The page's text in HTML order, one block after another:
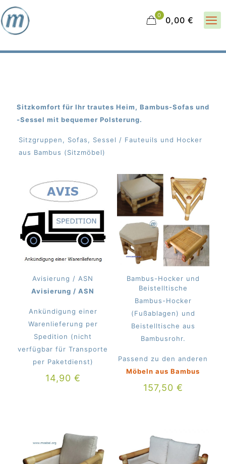
0 0,00 €
Sitzkomfort für Ihr trautes Heim, Bambus-Sofas und
-Sessel mit bequemer Polsterung.
Sitzgruppen, Sofas, Sessel / Fauteuils und Hocker
aus Bambus (Sitzmöbel)
Avisierung / ASN
Avisierung / ASN
Ankündigung einer
Warenlieferung per
Spedition (nicht
verfügbar für Transporte
per Paketdienst)
14,90 €
Bambus-Hocker und
Beistelltische
Bambus-Hocker
(Fußablagen) und
Beistelltische aus
Bambusrohr.
Passend zu den anderen
Möbeln aus Bambus
157,50 €